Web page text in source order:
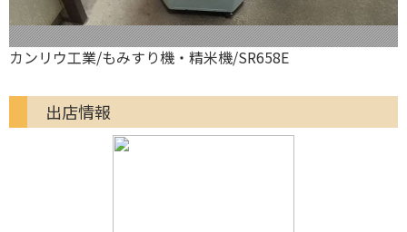
カンリウ工業/もみすり機・精米機/SR658E
出店情報